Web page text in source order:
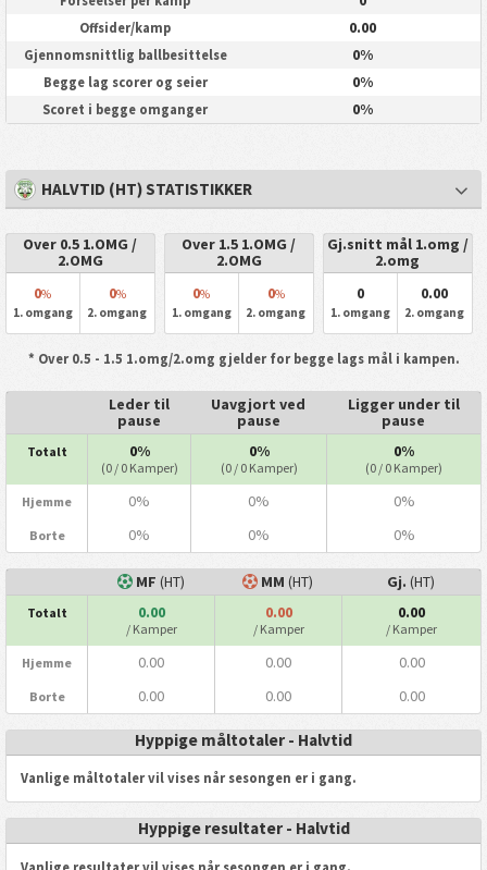
Offsider/kamp 0.00
Gjennomsnittlig ballbesittelse 0%
Begge lag scorer og seier 0%
Scoret i begge omganger 0%
HALVTID (HT) STATISTIKKER
Over 0.5 1.OMG /
2.OMG
0%
1. omgang
0%
2. omgang
Over 1.5 1.OMG /
2.OMG
0%
1. omgang
0%
2. omgang
Gj.snitt mål 1.omg /
2.omg
0
1. omgang
0.00
2. omgang
* Over 0.5 - 1.5 1.omg/2.omg gjelder for begge lags mål i kampen.
Leder til
pause
Uavgjort ved
pause
Ligger under til
pause
Totalt 0%
(0 / 0 Kamper)
0%
(0 / 0 Kamper)
0%
(0 / 0 Kamper)
Hjemme 0% 0% 0%
Borte 0% 0% 0%
MF (HT) MM (HT) Gj. (HT)
Totalt 0.00
/ Kamper
0.00
/ Kamper
0.00
/ Kamper
Hjemme 0.00 0.00 0.00
Borte 0.00 0.00 0.00
Hyppige måltotaler - Halvtid
Vanlige måltotaler vil vises når sesongen er i gang.
Hyppige resultater - Halvtid